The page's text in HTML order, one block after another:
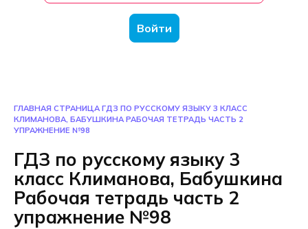
Войти
ГЛАВНАЯ СТРАНИЦА ГДЗ ПО РУССКОМУ ЯЗЫКУ 3 КЛАСС
КЛИМАНОВА, БАБУШКИНА РАБОЧАЯ ТЕТРАДЬ ЧАСТЬ 2
УПРАЖНЕНИЕ №98
ГДЗ по русскому языку 3
класс Климанова, Бабушкина
Рабочая тетрадь часть 2
упражнение №98